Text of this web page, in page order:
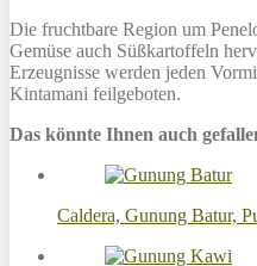
Die fruchtbare Region um
Gemüse auch Süßkartoffeln
Erzeugnisse werden jeden
Kintamani feilgeboten.
Das könnte Ihnen auch
Caldera, Gunung Batur,